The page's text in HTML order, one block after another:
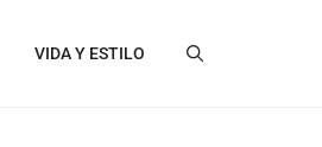
VIDA Y ESTILO